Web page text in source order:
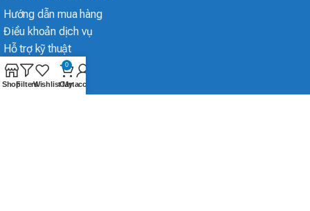
Hướng dẫn mua hàng
Điều khoản dịch vụ
Hỗ trợ kỹ thuật
ShopFiltersWishlist
0
Cart
My account